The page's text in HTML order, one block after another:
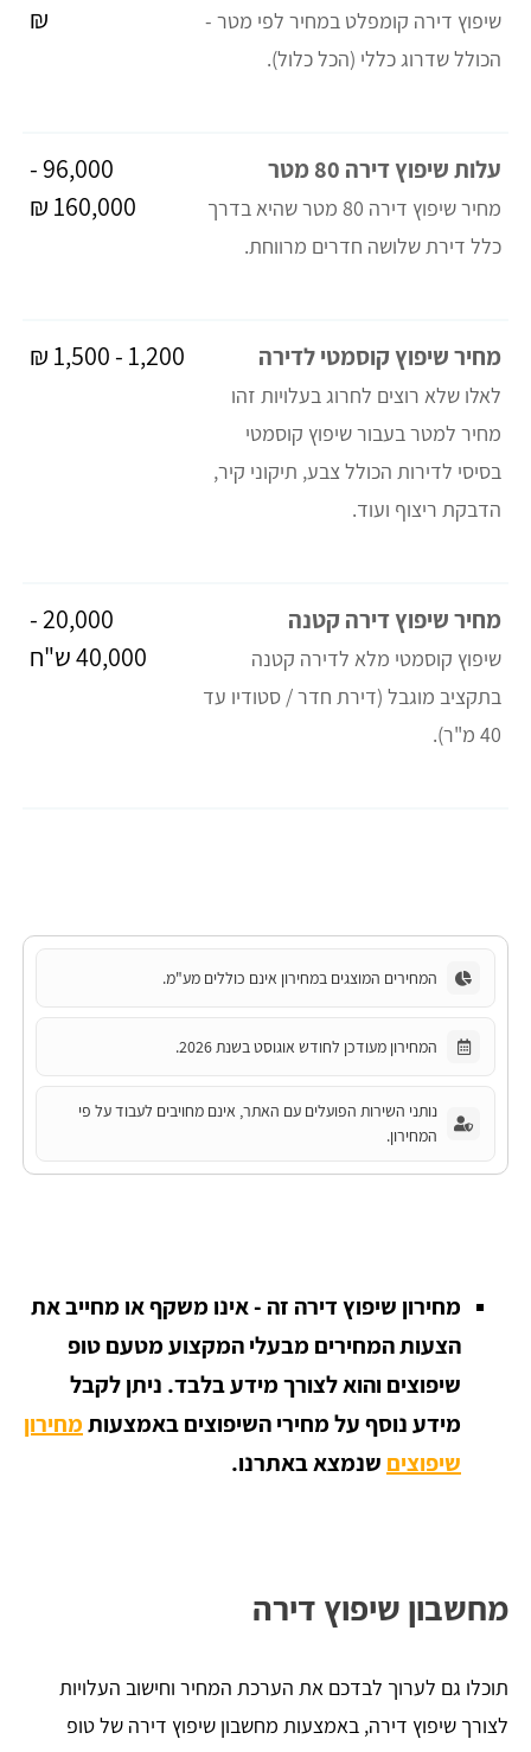
שיפוץ דירה קומפלט במחיר לפי מטר -
הכולל שדרוג כללי (הכל כלול).
₪
עלות שיפוץ דירה 80 מטר
מחיר שיפוץ דירה 80 מטר שהיא בדרך
כלל דירת שלושה חדרים מרווחת.
96,000 -
160,000 ₪
מחיר שיפוץ קוסמטי לדירה
לאלו שלא רוצים לחרוג בעלויות זהו
מחיר למטר בעבור שיפוץ קוסמטי
בסיסי לדירות הכולל צבע, תיקוני קיר,
הדבקת ריצוף ועוד.
1,200 - 1,500 ₪
מחיר שיפוץ דירה קטנה
שיפוץ קוסמטי מלא לדירה קטנה
בתקציב מוגבל (דירת חדר / סטודיו עד
40 מ"ר).
20,000 -
40,000 ש"ח
המחירים המוצגים במחירון אינם כוללים מע"מ.
המחירון מעודכן לחודש אוגוסט בשנת 2026.
נותני השירות הפועלים עם האתר, אינם מחויבים לעבוד על פי
המחירון.
מחירון שיפוץ דירה זה - אינו משקף או מחייב את
הצעות המחירים מבעלי המקצוע מטעם טופ
שיפוצים והוא לצורך מידע בלבד. ניתן לקבל
מידע נוסף על מחירי השיפוצים באמצעותמחירון
שיפוצים שנמצא באתרנו.
מחשבון שיפוץ דירה
תוכלו גם לערוך לבדכם את הערכת המחיר וחישוב העלויות
לצורך שיפוץ דירה, באמצעות מחשבון שיפוץ דירה של טופ